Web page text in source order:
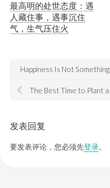
最高明的处世态度：遇
人藏住事，遇事沉住
气，生气压住火
发表回复
要发表评论，您必须先登录。